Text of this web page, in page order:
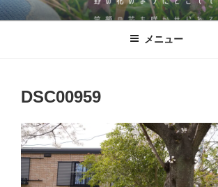
コ
ン
児童発達支援・放課後等
発達に凸凹のある子どもたちが、野の花のよう
を咲かせられる。そんな施設を目指した逗子市
メニュー
DSC00959